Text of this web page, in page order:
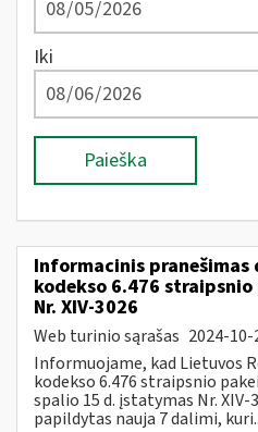
Iki
Paieška
Informacinis
kodekso 6.476
Nr. XIV-3026
Web turinio sąrašas 2024-10-
Informuojame, kad Lietuvos
kodekso 6.476 straipsnio
spalio 15 d. įstatymas Nr.
papildytas nauja 7 dalimi,